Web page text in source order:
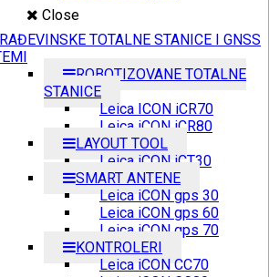
Close
TOTALNE STANICE I GNSS
ROBOTIZOVANE TOTALNE
STANICE
Leica ICON iCR70
Leica iCON iCR80
LAYOUT TOOL
Leica iCON iCT30
SMART ANTENE
Leica iCON gps 30
Leica iCON gps 60
Leica iCON gps 70
KONTROLERI
Leica iCON CC70